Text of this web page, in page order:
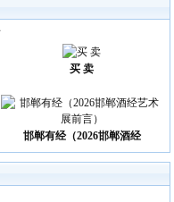
买 卖
邯郸有经（2026邯郸酒经